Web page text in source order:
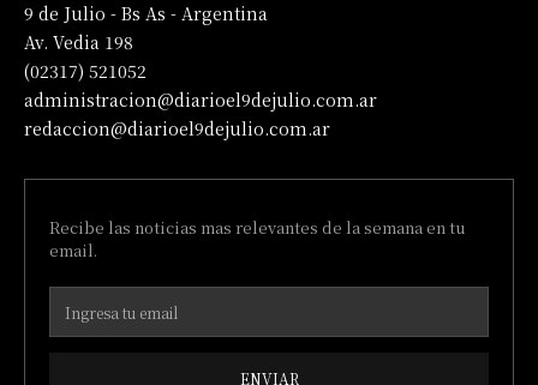
9 de Julio - Bs As - Argentina
Av. Vedia 198
(02317) 521052
administracion@diarioel9dejulio.com.ar
redaccion@diarioel9dejulio.com.ar
Recibe las noticias mas relevantes de la semana en tu
email.
ENVIAR